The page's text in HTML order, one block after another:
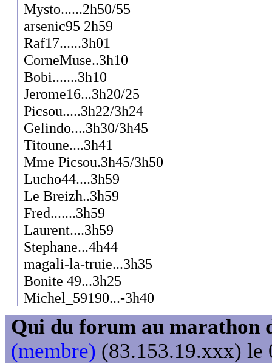
Mysto......2h50/55
arsenic95 2h59
Raf17......3h01
CorneMuse..3h10
Bobi.......3h10
Jerome16...3h20/25
Picsou.....3h22/3h24
Gelindo....3h30/3h45
Titoune....3h41
Mme Picsou.3h45/3h50
Lucho44....3h59
Le Breizh..3h59
Fred.......3h59
Laurent....3h59
Stephane...4h44
magali-la-truie...3h35
Bonite 49...3h25
Michel_59190...-3h40
Qui du forum au marathon
(membre) (83.153.19.xxx) le